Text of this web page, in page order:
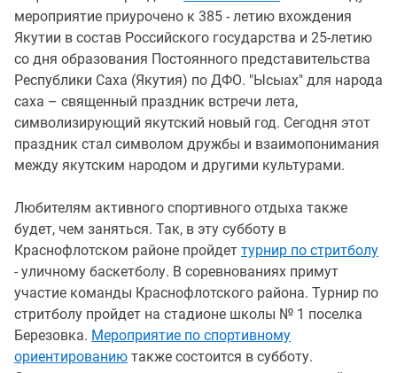
мероприятие приурочено к 385 - летию вхождения
Якутии в состав Российского государства и 25-летию
со дня образования Постоянного представительства
Республики Саха (Якутия) по ДФО. "Ысыах" для народа
саха – священный праздник встречи лета,
символизирующий якутский новый год. Сегодня этот
праздник стал символом дружбы и взаимопонимания
между якутским народом и другими культурами.
Любителям активного спортивного отдыха также
будет, чем заняться. Так, в эту субботу в
Краснофлотском районе пройдет турнир по стритболу
- уличному баскетболу. В соревнованиях примут
участие команды Краснофлотского района. Турнир по
стритболу пройдет на стадионе школы № 1 поселка
Березовка. Мероприятие по спортивному
ориентированию также состоится в субботу.